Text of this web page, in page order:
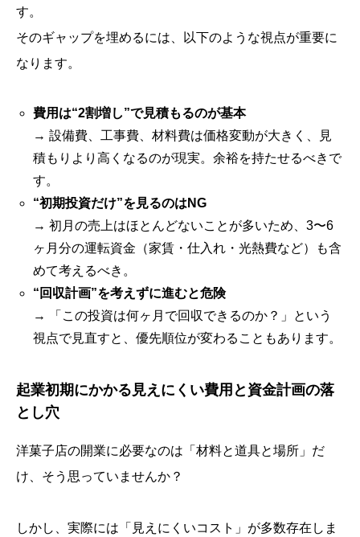
す。
そのギャップを埋めるには、以下のような視点が重要に
なります。
費用は“2割増し”で見積もるのが基本
→ 設備費、工事費、材料費は価格変動が大きく、見
積もりより高くなるのが現実。余裕を持たせるべきで
す。
“初期投資だけ”を見るのはNG
→ 初月の売上はほとんどないことが多いため、3〜6
ヶ月分の運転資金（家賃・仕入れ・光熱費など）も含
めて考えるべき。
“回収計画”を考えずに進むと危険
→ 「この投資は何ヶ月で回収できるのか？」という
視点で見直すと、優先順位が変わることもあります。
起業初期にかかる見えにくい費用と資金計画の落
とし穴
洋菓子店の開業に必要なのは「材料と道具と場所」だ
け、そう思っていませんか？
しかし、実際には「見えにくいコスト」が多数存在しま